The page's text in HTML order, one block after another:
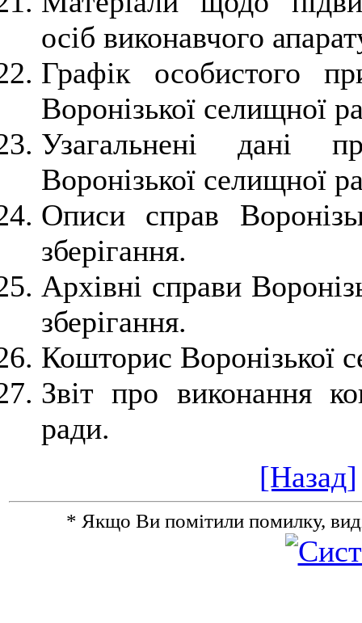
осіб виконавчого
Графік особистого
Воронізької селищної
Узагальнені дані
Воронізької селищної
Описи справ
зберігання.
Архівні справи
зберігання.
Кошторис Воронізької
Звіт про виконання
ради.
[Назад]
* Якщо Ви помітили помилку,